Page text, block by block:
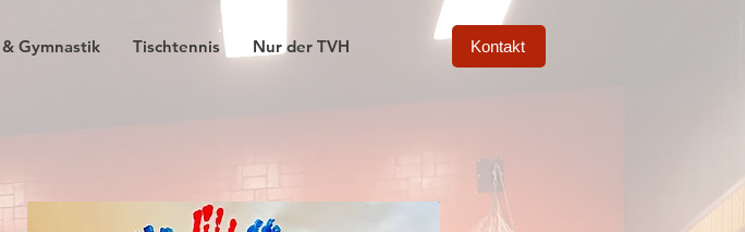
Gymnastik Tischtennis Nur der TVH Kontakt